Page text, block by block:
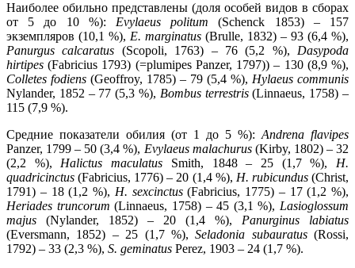
Наиболее обильно представлены (доля особей видов в сборах
от 5 до 10 %): Evylaeus politum (Schenck 1853) – 157
экземпляров (10,1 %), E. marginatus (Brulle, 1832) – 93 (6,4 %),
Panurgus calcaratus (Scopoli, 1763) – 76 (5,2 %), Dasypoda
hirtipes (Fabricius 1793) (=plumipes Panzer, 1797)) – 130 (8,9 %),
Colletes fodiens (Geoffroy, 1785) – 79 (5,4 %), Hylaeus communis
Nylander, 1852 – 77 (5,3 %), Bombus terrestris(Linnaeus, 1758) –
115 (7,9 %).
Средние показатели обилия (от 1 до 5 %): Andrena flavipes
Panzer, 1799 – 50 (3,4 %), Evylaeus malachurus(Kirby, 1802) – 32
(2,2 %), Halictus maculatus Smith, 1848 – 25 (1,7 %), H.
quadricinctus (Fabricius, 1776) – 20 (1,4 %), H. rubicundus(Christ,
1791) – 18 (1,2 %), H. sexcinctus(Fabricius, 1775) – 17 (1,2 %),
Heriades truncorum (Linnaeus, 1758) – 45 (3,1 %), Lasioglossum
majus (Nylander, 1852) – 20 (1,4 %), Panurginus labiatus
(Eversmann, 1852) – 25 (1,7 %),Seladonia subauratus(Rossi,
1792) – 33 (2,3 %), S. geminatus Perez, 1903 – 24 (1,7 %).